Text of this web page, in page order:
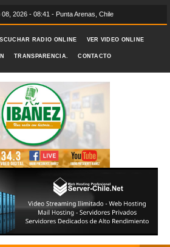
2026 - 08:41 - Punta Arenas, Chile
RADIO ONLINE VER VIDEO ONLINE
TRANSPARENCIA. CONTACTO